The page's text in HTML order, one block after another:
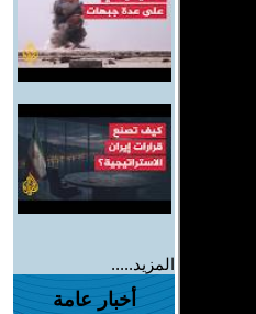
المزيد.....
أخبار عامة